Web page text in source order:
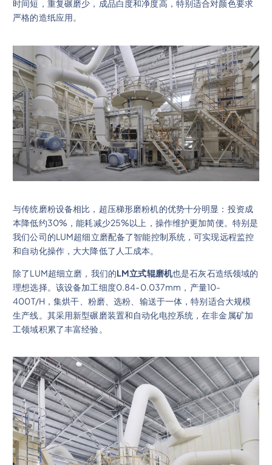
时间短，重复碾磨少，成品白度和净度高，特别适合对颜色要求
严格的造纸应用。
与传统磨粉设备相比，超压梯形磨粉机的优势十分明显：投资成
本降低约30%，能耗减少25%以上，操作维护更加简便。特别是
我们公司的LUM超细立磨配备了智能控制系统，可实现远程监控
和自动化操作，大大降低了人工成本。
除了LUM超细立磨，我们的LM立式辊磨机也是石灰石造纸领域的
理想选择。该设备加工细度0.84-0.037mm，产量10-
400T/H，集烘干、粉磨、选粉、输送于一体，特别适合大规模
生产线。其采用新型碾磨装置和自动化电控系统，在非金属矿加
工领域积累了丰富经验。